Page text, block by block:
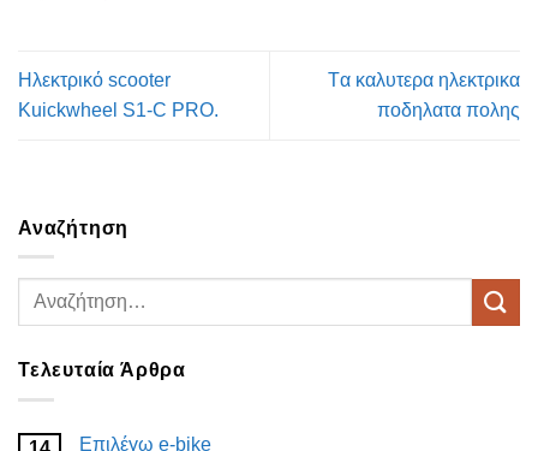
Ηλεκτρικό scooter
Kuickwheel S1-C PRO.
Tα καλυτερα ηλεκτρικα
ποδηλατα πολης
Αναζήτηση
Τελευταία Άρθρα
Επιλέγω e-bike